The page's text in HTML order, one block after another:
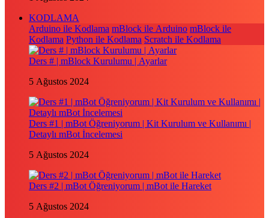
KODLAMA
Arduino ile Kodlama mBlock ile Arduino mBlock ile
Kodlama Python ile Kodlama Scratch ile Kodlama
Ders # | mBlock Kurulumu | Ayarlar
5 Ağustos 2024
Ders #1 | mBot Öğreniyorum | Kit Kurulum ve Kullanımı |
Detaylı mBot İncelemesi
5 Ağustos 2024
Ders #2 | mBot Öğreniyorum | mBot ile Hareket
5 Ağustos 2024